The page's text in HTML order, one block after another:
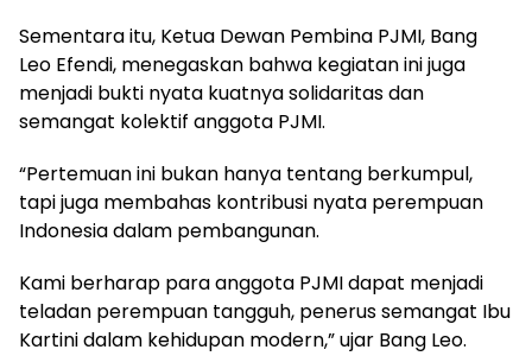
Sementara itu, Ketua Dewan Pembina PJMI, Bang
Leo Efendi, menegaskan bahwa kegiatan ini juga
menjadi bukti nyata kuatnya solidaritas dan
semangat kolektif anggota PJMI.
“Pertemuan ini bukan hanya tentang berkumpul,
tapi juga membahas kontribusi nyata perempuan
Indonesia dalam pembangunan.
Kami berharap para anggota PJMI dapat menjadi
teladan perempuan tangguh, penerus semangat Ibu
Kartini dalam kehidupan modern,” ujar Bang Leo.